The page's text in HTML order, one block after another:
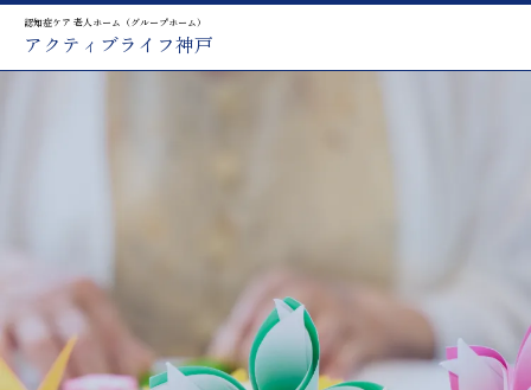
認知症ケア 老人ホーム（グループホーム）
アクティブライフ神戸